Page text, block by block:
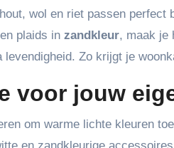
wol en riet passen
plaids in zandkleur, maak je
levendigheid. Zo krijgt je
voor jouw
om warme lichte kleuren